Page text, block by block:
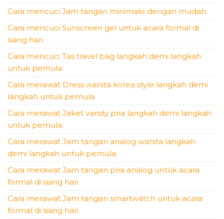
Cara mencuci Jam tangan minimalis dengan mudah.
Cara mencuci Sunscreen gel untuk acara formal di
siang hari
Cara mencuci Tas travel bag langkah demi langkah
untuk pemula.
Cara merawat Dress wanita korea style langkah demi
langkah untuk pemula.
Cara merawat Jaket varsity pria langkah demi langkah
untuk pemula.
Cara merawat Jam tangan analog wanita langkah
demi langkah untuk pemula.
Cara merawat Jam tangan pria analog untuk acara
formal di siang hari
Cara merawat Jam tangan smartwatch untuk acara
formal di siang hari